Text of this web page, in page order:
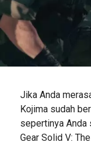
Jika Anda
Kojima sudah
sepertinya Anda
Gear Solid V: